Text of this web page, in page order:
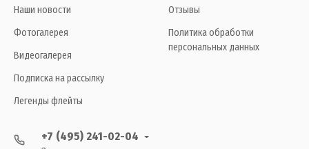
Наши новости
Фотогалерея
Видеогалерея
Подписка на рассылку
Легенды флейты
Отзывы
Политика обработки
персональных данных
+7 (495) 241-02-04